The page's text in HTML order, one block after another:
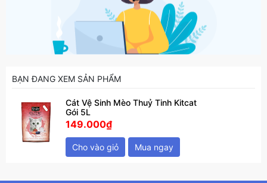
BẠN ĐANG XEM SẢN PHẨM
Cát Vệ Sinh Mèo Thuỷ Tinh Kitcat
Gói 5L
149.000₫
Cho vào giỏ Mua ngay